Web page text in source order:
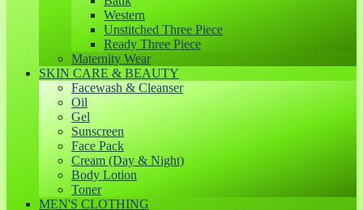
Western
Unstitched Three Piece
Ready Three Piece
Maternity Wear
SKIN CARE & BEAUTY
Facewash & Cleanser
Oil
Gel
Sunscreen
Face Pack
Cream (Day & Night)
Body Lotion
Toner
MEN'S CLOTHING